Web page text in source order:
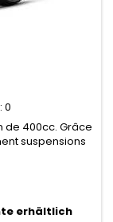
0
de 400cc. Grâce
suspensions
de vous
EN LIGNE
LES CONDITIONS
spécialisé :
erhältlich